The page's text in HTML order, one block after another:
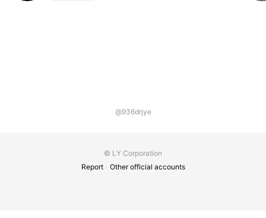
@936drjye
© LY Corporation
Report
Other official accounts